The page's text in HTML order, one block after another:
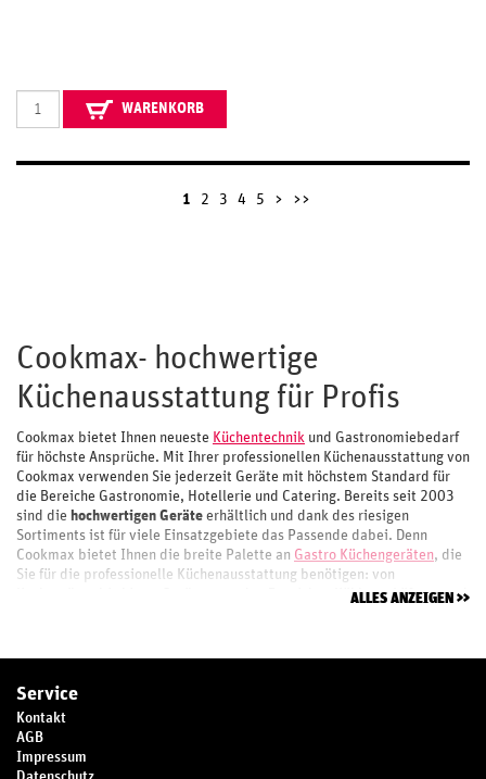
WARENKORB
1 2 3 4 5 > >>
Cookmax- hochwertige
Küchenausstattung für Profis
Cookmax bietet Ihnen neueste Küchentechnik und Gastronomiebedarf
für höchste Ansprüche. Mit Ihrer professionellen Küchenausstattung von
Cookmax verwenden Sie jederzeit Geräte mit höchstem Standard für
die Bereiche Gastronomie, Hotellerie und Catering. Bereits seit 2003
sind die hochwertigen Geräte erhältlich und dank des riesigen
Sortiments ist für viele Einsatzgebiete das Passende dabei. Denn
Cookmax bietet Ihnen die breite Palette an Gastro Küchengeräten, die
Sie für die professionelle Küchenausstattung benötigen: von
Kochgeräten bis hin zu Geräten aus den Bereichen Kühlung, Lüftung und
Entdecken Sie unsere große Auswahl
an Cookmax Produkten
ALLES ANZEIGEN
Service
Kontakt
AGB
Impressum